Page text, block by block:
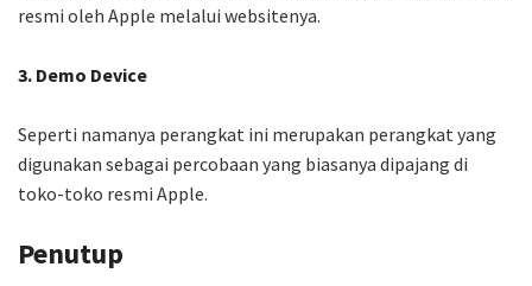
resmi oleh Apple melalui websitenya.
3. Demo Device
Seperti namanya perangkat ini merupakan perangkat yang
digunakan sebagai percobaan yang biasanya dipajang di
toko-toko resmi Apple.
Penutup